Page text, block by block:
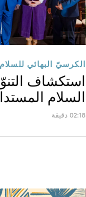
الكرسيّ البهائي
استكشاف
السلام
02:18 دقيقة